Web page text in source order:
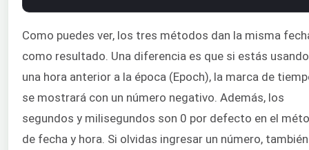
Como puedes ver, los tres métodos dan la misma
como resultado. Una diferencia es que si estás usando
una hora anterior a la época (Epoch), la marca de
se mostrará con un número negativo. Además, los
segundos y milisegundos son 0 por defecto en el
de fecha y hora. Si olvidas ingresar un número,